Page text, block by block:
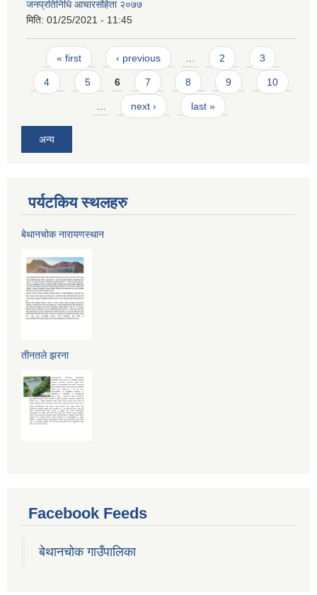
जनप्रतिनिधि आचारसंहिता २०७७
मिति: 01/25/2021 - 11:45
Pages
« first ‹ previous … 2 3
4 5 6 7 8 9 10
… next › last »
अन्य
पर्यटकिय स्थलहरु
बेथानचोक नारायणस्थान
तीनतले झरना
Facebook Feeds
बेथानचोक गाउँपालिका